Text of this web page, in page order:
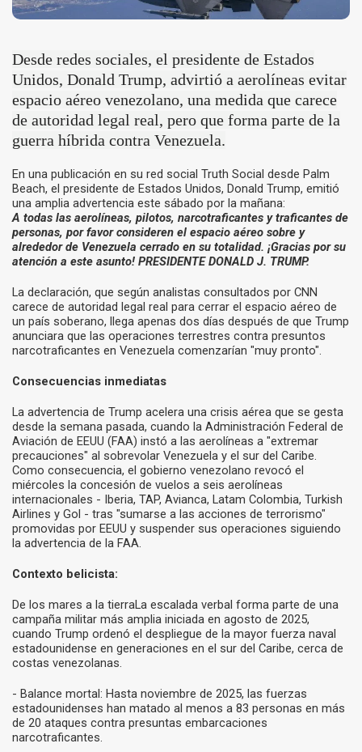
Desde redes sociales, el presidente de Estados
Unidos, Donald Trump, advirtió a aerolíneas evitar
espacio aéreo venezolano, una medida que carece
de autoridad legal real, pero que forma parte de la
guerra híbrida contra Venezuela.
En una publicación en su red social Truth Social desde Palm
Beach, el presidente de Estados Unidos, Donald Trump, emitió
una amplia advertencia este sábado por la mañana:
A todas las aerolíneas, pilotos, narcotraficantes y traficantes de
personas, por favor consideren el espacio aéreo sobre y
alrededor de Venezuela cerrado en su totalidad. ¡Gracias por su
atención a este asunto! PRESIDENTE DONALD J. TRUMP.
La declaración, que según analistas consultados por CNN
carece de autoridad legal real para cerrar el espacio aéreo de
un país soberano, llega apenas dos días después de que Trump
anunciara que las operaciones terrestres contra presuntos
narcotraficantes en Venezuela comenzarían "muy pronto".
Consecuencias inmediatas
La advertencia de Trump acelera una crisis aérea que se gesta
desde la semana pasada, cuando la Administración Federal de
Aviación de EEUU (FAA) instó a las aerolíneas a "extremar
precauciones" al sobrevolar Venezuela y el sur del Caribe.
Como consecuencia, el gobierno venezolano revocó el
miércoles la concesión de vuelos a seis aerolíneas
internacionales - Iberia, TAP, Avianca, Latam Colombia, Turkish
Airlines y Gol - tras "sumarse a las acciones de terrorismo"
promovidas por EEUU y suspender sus operaciones siguiendo
la advertencia de la FAA.
Contexto belicista:
De los mares a la tierraLa escalada verbal forma parte de una
campaña militar más amplia iniciada en agosto de 2025,
cuando Trump ordenó el despliegue de la mayor fuerza naval
estadounidense en generaciones en el sur del Caribe, cerca de
costas venezolanas.
- Balance mortal: Hasta noviembre de 2025, las fuerzas
estadounidenses han matado al menos a 83 personas en más
de 20 ataques contra presuntas embarcaciones
narcotraficantes.